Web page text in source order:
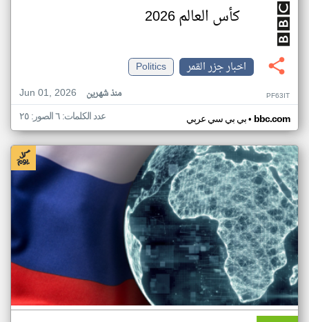
كأس العالم 2026
اخبار جزر القمر
Politics
Jun 01, 2026
منذ شهرين PF63IT
بي بي سي عربي• bbc.com عدد الكلمات: ٦ الصور: ٢٥